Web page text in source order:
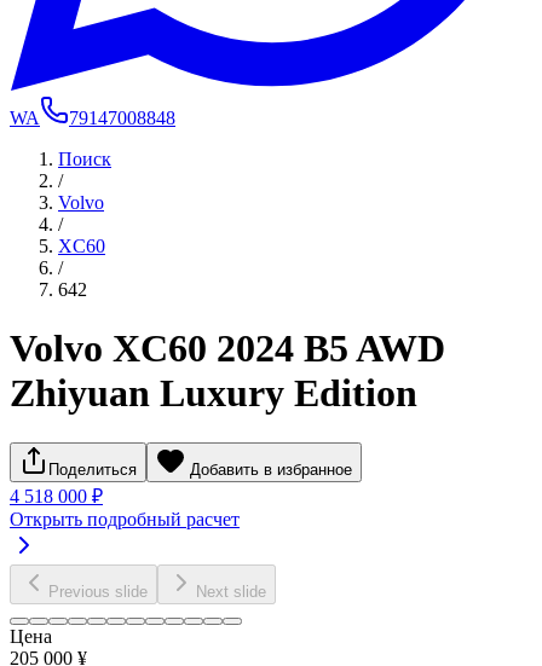
WA
79147008848
Поиск
/
Volvo
/
XC60
/
642
Volvo XC60 2024 B5 AWD
Zhiyuan Luxury Edition
Поделиться Добавить в избранное
4 518 000 ₽
Открыть подробный расчет
Previous slide Next slide
Цена
205 000 ¥